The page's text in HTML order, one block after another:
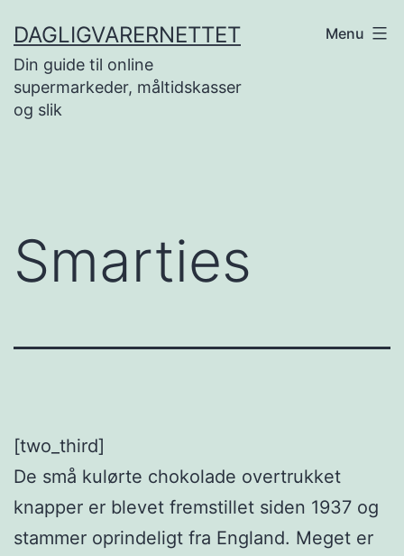
to
content
DAGLIGVARERNETTET
Din guide til online
supermarkeder, måltidskasser
og slik
Menu
Smarties
[two_third]
De små kulørte chokolade overtrukket
knapper er blevet fremstillet siden 1937 og
stammer oprindeligt fra England. Meget er